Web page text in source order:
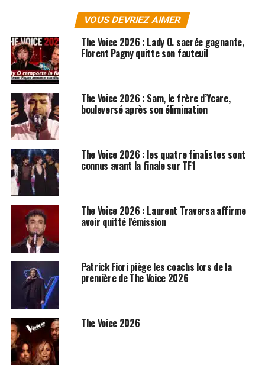
SUJETS ASSOCIÉS:
THE VOICE
VOUS DEVRIEZ AIMER
The Voice 2026 : Lady O. sacrée gagnante,
Florent Pagny quitte son fauteuil
The Voice 2026 : Sam, le frère d’Ycare,
bouleversé après son élimination
The Voice 2026 : les quatre finalistes sont
connus avant la finale sur TF1
The Voice 2026 : Laurent Traversa affirme
avoir quitté l’émission
Patrick Fiori piège les coachs lors de la
première de The Voice 2026
The Voice 2026